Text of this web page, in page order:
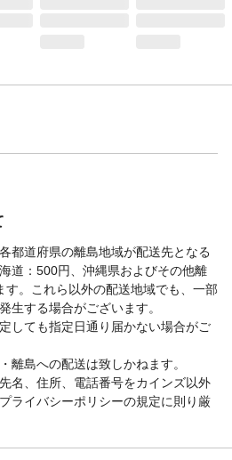
都道府県の離島地域が配送先となる
道：500円、沖縄県およびその他離
す。これら以外の配送地域でも、一部
生する場合がございます。
しても指定日通り届かない場合がご
離島への配送は致しかねます。
名、住所、電話番号をカインズ以外
ライバシーポリシーの規定に則り厳